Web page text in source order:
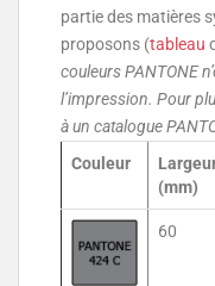
partie des matières
proposons (tableau
couleurs PANTONE
l’impression. Pour
à un catalogue
Couleur
(mm)
60